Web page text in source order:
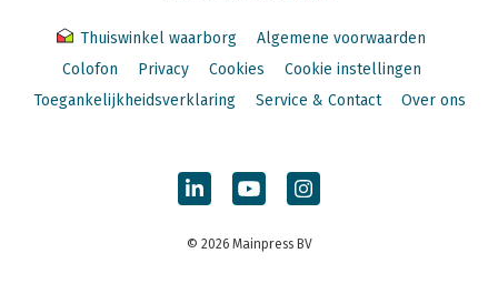
Thuiswinkel waarborg
Algemene voorwaarden
Colofon
Privacy Cookies
Cookie instellingen
Toegankelijkheidsverklaring
Service & Contact Over ons
© 2026 Mainpress BV